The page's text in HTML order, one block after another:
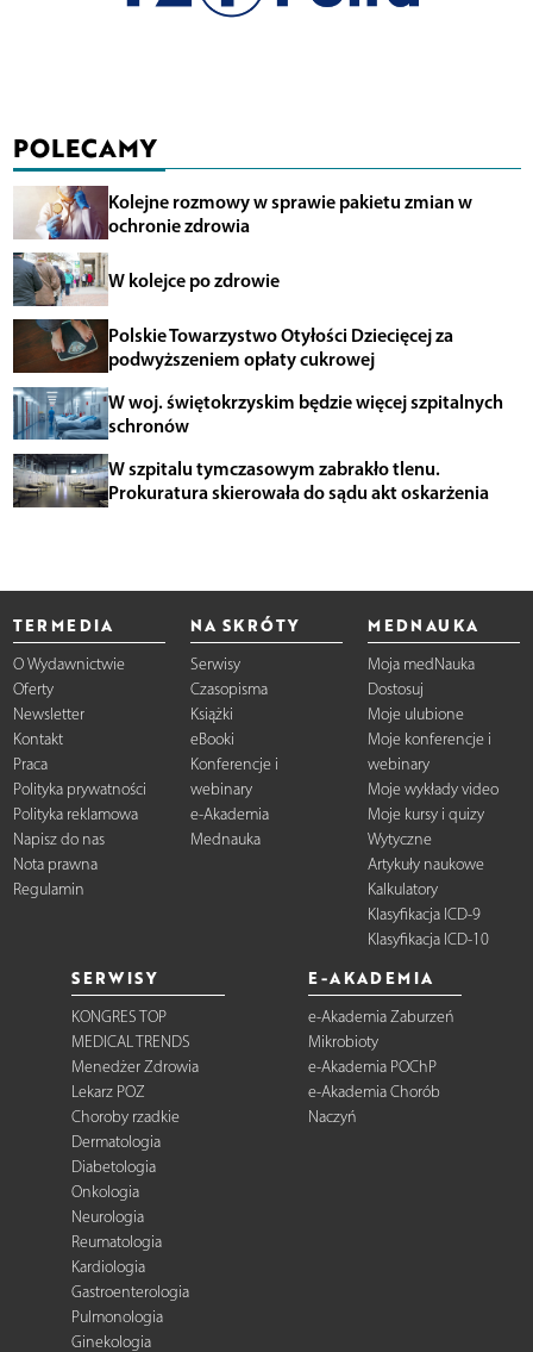
POLECAMY
Kolejne rozmowy w sprawie pakietu zmian w
ochronie zdrowia
W kolejce po zdrowie
Polskie Towarzystwo Otyłości Dziecięcej za
podwyższeniem opłaty cukrowej
W woj. świętokrzyskim będzie więcej szpitalnych
schronów
W szpitalu tymczasowym zabrakło tlenu.
Prokuratura skierowała do sądu akt oskarżenia
TERMEDIA
O Wydawnictwie
Oferty
Newsletter
Kontakt
Praca
Polityka prywatności
Polityka reklamowa
Napisz do nas
Nota prawna
Regulamin
NA SKRÓTY
Serwisy
Czasopisma
Książki
eBooki
Konferencje i
webinary
e-Akademia
Mednauka
MEDNAUKA
Moja medNauka
Dostosuj
Moje ulubione
Moje konferencje i
webinary
Moje wykłady video
Moje kursy i quizy
Wytyczne
Artykuły naukowe
Kalkulatory
Klasyfikacja ICD-9
Klasyfikacja ICD-10
SERWISY
KONGRES TOP
MEDICAL TRENDS
Menedżer Zdrowia
Lekarz POZ
Choroby rzadkie
Dermatologia
Diabetologia
Onkologia
Neurologia
Reumatologia
Kardiologia
Gastroenterologia
Pulmonologia
Ginekologia
E-AKADEMIA
e-Akademia Zaburzeń
Mikrobioty
e-Akademia POChP
e-Akademia Chorób
Naczyń